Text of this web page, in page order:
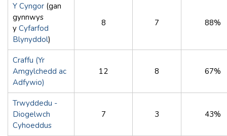
Y Cyngor (gan
gynnwys
y Cyfarfod
Blynyddol)
8 7 88%
Craffu (Yr
Amgylchedd ac
Adfywio)
12 8 67%
Trwyddedu -
Diogelwch
Cyhoeddus
7 3 43%